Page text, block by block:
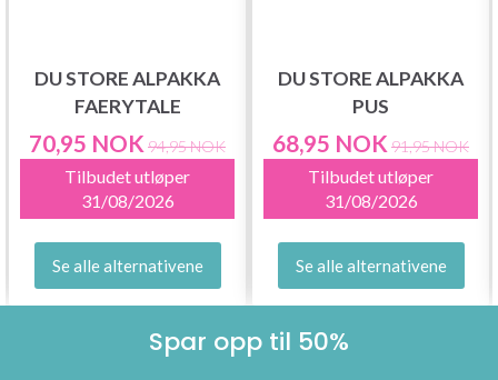
DU STORE ALPAKKA
FAERYTALE
70,95 NOK 94,95 NOK
Tilbudet utløper
31/08/2026
Se alle alternativene
DU STORE ALPAKKA
PUS
68,95 NOK 91,95 NOK
Tilbudet utløper
31/08/2026
Se alle alternativene
Spar opp til 50%